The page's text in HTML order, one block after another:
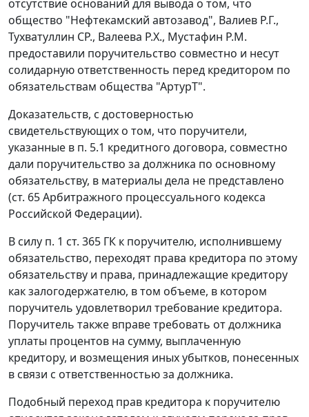
отсутствие оснований для вывода о том, что
общество "Нефтекамский автозавод", Валиев Р.Г.,
Тухватуллин СР., Валеева Р.Х., Мустафин P.M.
предоставили поручительство совместно и несут
солидарную ответственность перед кредитором по
обязательствам общества "АртурТ".
Доказательств, с достоверностью
свидетельствующих о том, что поручители,
указанные в п. 5.1 кредитного договора, совместно
дали поручительство за должника по основному
обязательству, в материалы дела не представлено
(ст. 65Арбитражного процессуального кодекса
Российской Федерации).
В силу п. 1 ст. 365 ГК к поручителю, исполнившему
обязательство, переходят права кредитора по этому
обязательству и права, принадлежащие кредитору
как залогодержателю, в том объеме, в котором
поручитель удовлетворил требование кредитора.
Поручитель также вправе требовать от должника
уплаты процентов на сумму, выплаченную
кредитору, и возмещения иных убытков, понесенных
в связи с ответственностью за должника.
Подобный переход прав кредитора к поручителю